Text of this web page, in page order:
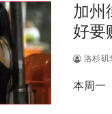
加州
好要
洛杉矶
本周一